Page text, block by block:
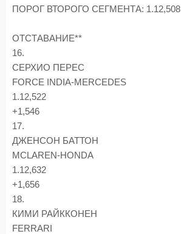
ПОРОГ ВТОРОГО СЕГМЕНТА: 1.12,508
ОТСТАВАНИЕ**
16.
СЕРХИО ПЕРЕС
FORCE INDIA-MERCEDES
1.12,522
+1,546
17.
ДЖЕНСОН БАТТОН
MCLAREN-HONDA
1.12,632
+1,656
18.
КИМИ РАЙККОНЕН
FERRARI